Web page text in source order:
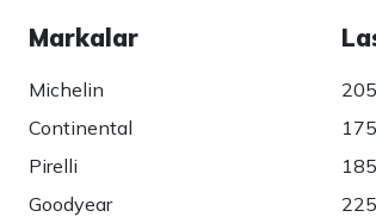
Markalar
Michelin
Continental
Pirelli
Goodyear